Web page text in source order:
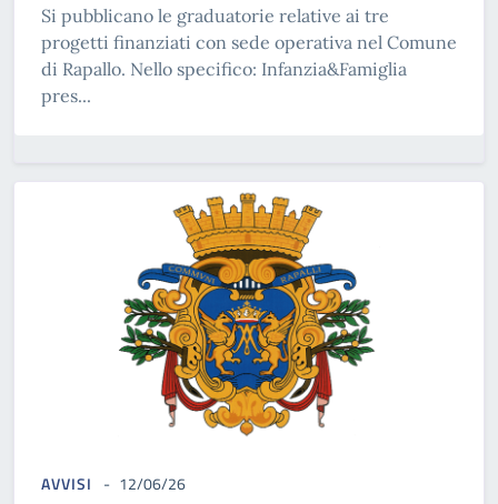
Si pubblicano le graduatorie relative ai tre
progetti finanziati con sede operativa nel Comune
di Rapallo. Nello specifico: Infanzia&Famiglia
pres...
AVVISI 12/06/26